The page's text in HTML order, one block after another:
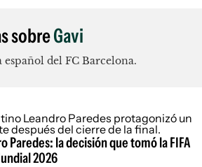
sobreGavi
español del FC Barcelona.
Paredes: la decisión que tomó la FIFA
2026